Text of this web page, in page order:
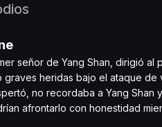
señor de Yang Shan, dirigió
heridas bajo el ataque
no recordaba a Yang
afrontarlo con honestidad